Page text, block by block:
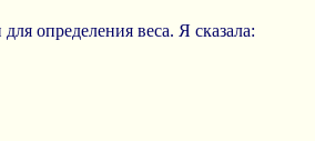
определения веса. Я сказала: